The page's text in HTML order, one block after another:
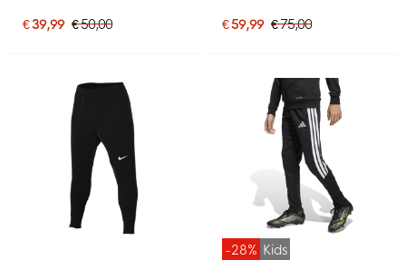
€ 39,99 € 50,00
€ 59,99 € 75,00
-28% Kids